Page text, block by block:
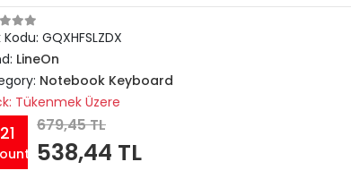
GQXHFSLZDX
LineOn
Notebook Keyboard
Tükenmek Üzere
679,45 TL
538,44 TL